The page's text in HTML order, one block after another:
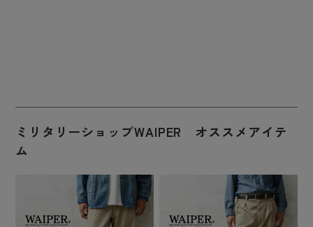
ミリタリーショップWAIPER オススメアイテ
ム